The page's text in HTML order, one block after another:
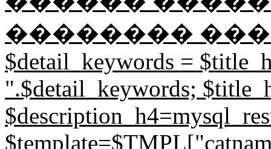
��������
$detail_keywords =
".$detail_keywords;